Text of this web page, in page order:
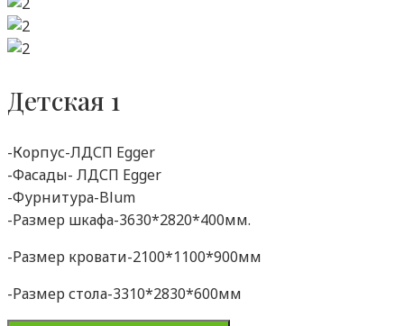
Детская 1
-Корпус-ЛДСП Egger
-Фасады- ЛДСП Egger
-Фурнитура-Blum
-Размер шкафа-3630*2820*400мм.
-Размер кровати-2100*1100*900мм
-Размер стола-3310*2830*600мм